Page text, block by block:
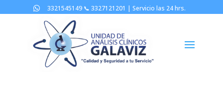
 3321545149 📞 3327121201 | Servicio las 24 hrs.